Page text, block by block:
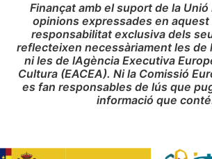
Finançat amb el suport de la Unió
opinions expressades en aquest
responsabilitat exclusiva dels
reflecteixen necessàriament les de
ni les de lAgència Executiva
Cultura (EACEA). Ni la Comissió
es fan responsables de lús que
informació que